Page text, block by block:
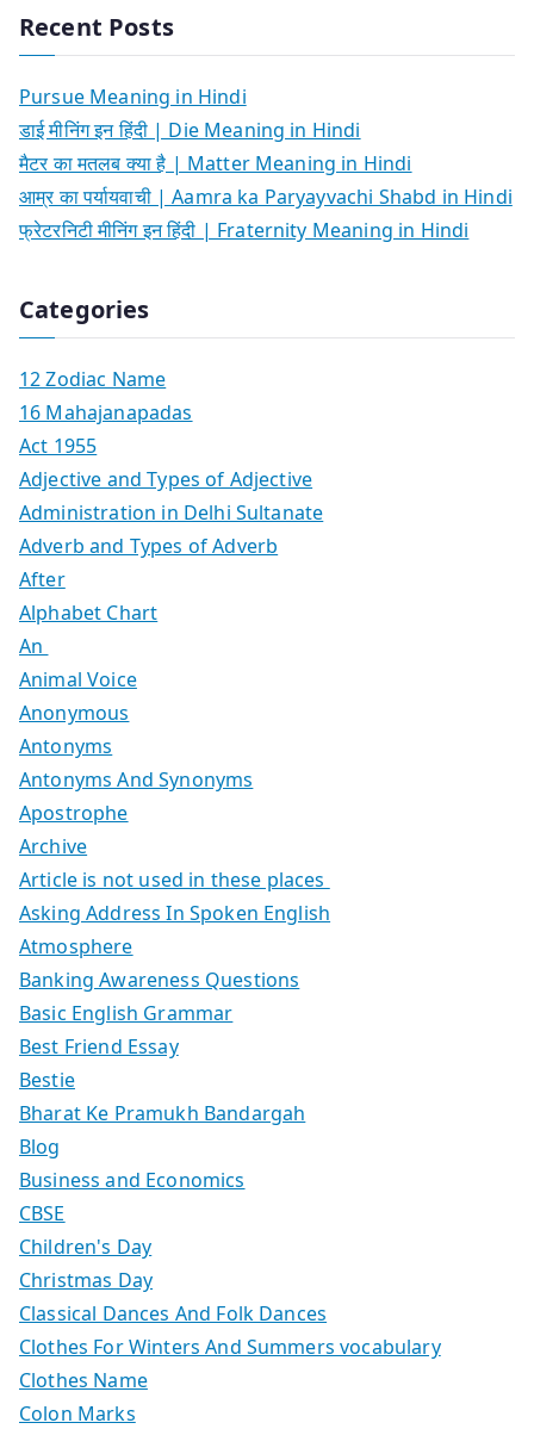
Recent Posts
Pursue Meaning in Hindi
डाई मीनिंग इन हिंदी | Die Meaning in Hindi
मैटर का मतलब क्या है | Matter Meaning in Hindi
आम्र का पर्यायवाची | Aamra ka Paryayvachi Shabd in Hindi
फ्रेटरनिटी मीनिंग इन हिंदी | Fraternity Meaning in Hindi
Categories
12 Zodiac Name
16 Mahajanapadas
Act 1955
Adjective and Types of Adjective
Administration in Delhi Sultanate
Adverb and Types of Adverb
After
Alphabet Chart
An
Animal Voice
Anonymous
Antonyms
Antonyms And Synonyms
Apostrophe
Archive
Article is not used in these places
Asking Address In Spoken English
Atmosphere
Banking Awareness Questions
Basic English Grammar
Best Friend Essay
Bestie
Bharat Ke Pramukh Bandargah
Blog
Business and Economics
CBSE
Children's Day
Christmas Day
Classical Dances And Folk Dances
Clothes For Winters And Summers vocabulary
Clothes Name
Colon Marks